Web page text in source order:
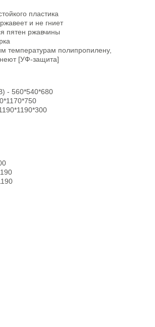
пластика
и не гниет
пятен ржавчины
температурам полипропилену,
[УФ-защита]
- 560*540*680